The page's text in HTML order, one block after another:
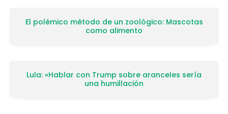
El polémico método de un zoológico: Mascotas
como alimento
Lula: «Hablar con Trump sobre aranceles sería
una humillación